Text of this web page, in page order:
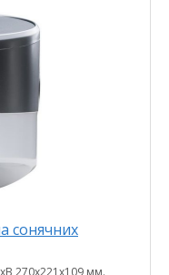
сонячних